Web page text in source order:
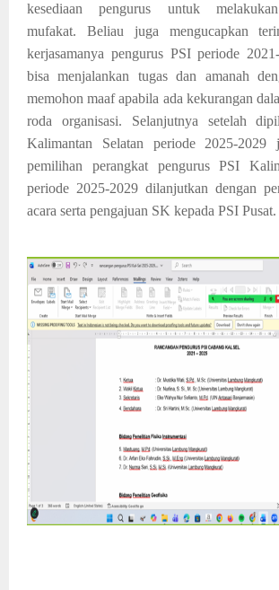
kesediaan pengurus untuk
mufakat. Beliau juga mengucapkan
kerjasamanya pengurus PSI periode
bisa menjalankan tugas dan amanah
memohon maaf apabila ada kekurangan
roda organisasi. Selanjutnya setelah
Kalimantan Selatan periode 2025-2029
pemilihan perangkat pengurus PSI
periode 2025-2029 dilanjutkan dengan
acara serta pengajuan SK kepada PSI Pusat.